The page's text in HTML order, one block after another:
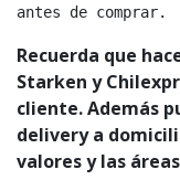
antes de comprar.
Recuerda que
Starken y
cliente. Además
delivery a
valores y las